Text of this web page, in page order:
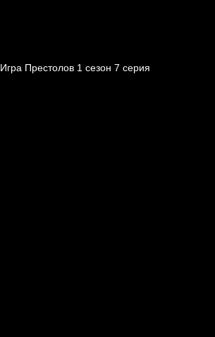
Игра Престолов 1 cезон 7 cерия